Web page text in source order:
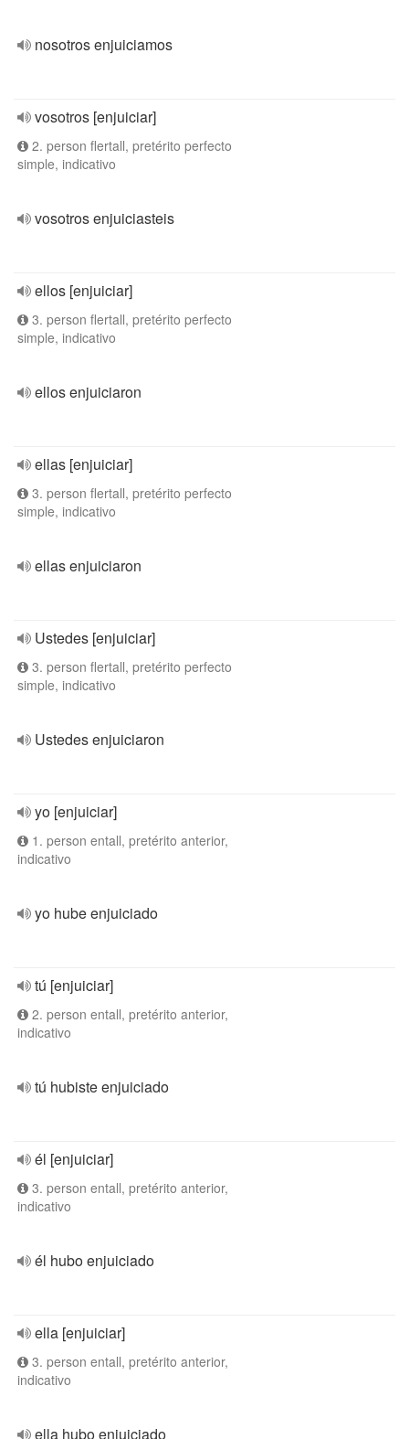
nosotros enjuiciamos
vosotros [enjuiciar]
2. person flertall, pretérito perfecto
simple, indicativo
vosotros enjuiciasteis
ellos [enjuiciar]
3. person flertall, pretérito perfecto
simple, indicativo
ellos enjuiciaron
ellas [enjuiciar]
3. person flertall, pretérito perfecto
simple, indicativo
ellas enjuiciaron
Ustedes [enjuiciar]
3. person flertall, pretérito perfecto
simple, indicativo
Ustedes enjuiciaron
yo [enjuiciar]
1. person entall, pretérito anterior,
indicativo
yo hube enjuiciado
tú [enjuiciar]
2. person entall, pretérito anterior,
indicativo
tú hubiste enjuiciado
él [enjuiciar]
3. person entall, pretérito anterior,
indicativo
él hubo enjuiciado
ella [enjuiciar]
3. person entall, pretérito anterior,
indicativo
ella hubo enjuiciado